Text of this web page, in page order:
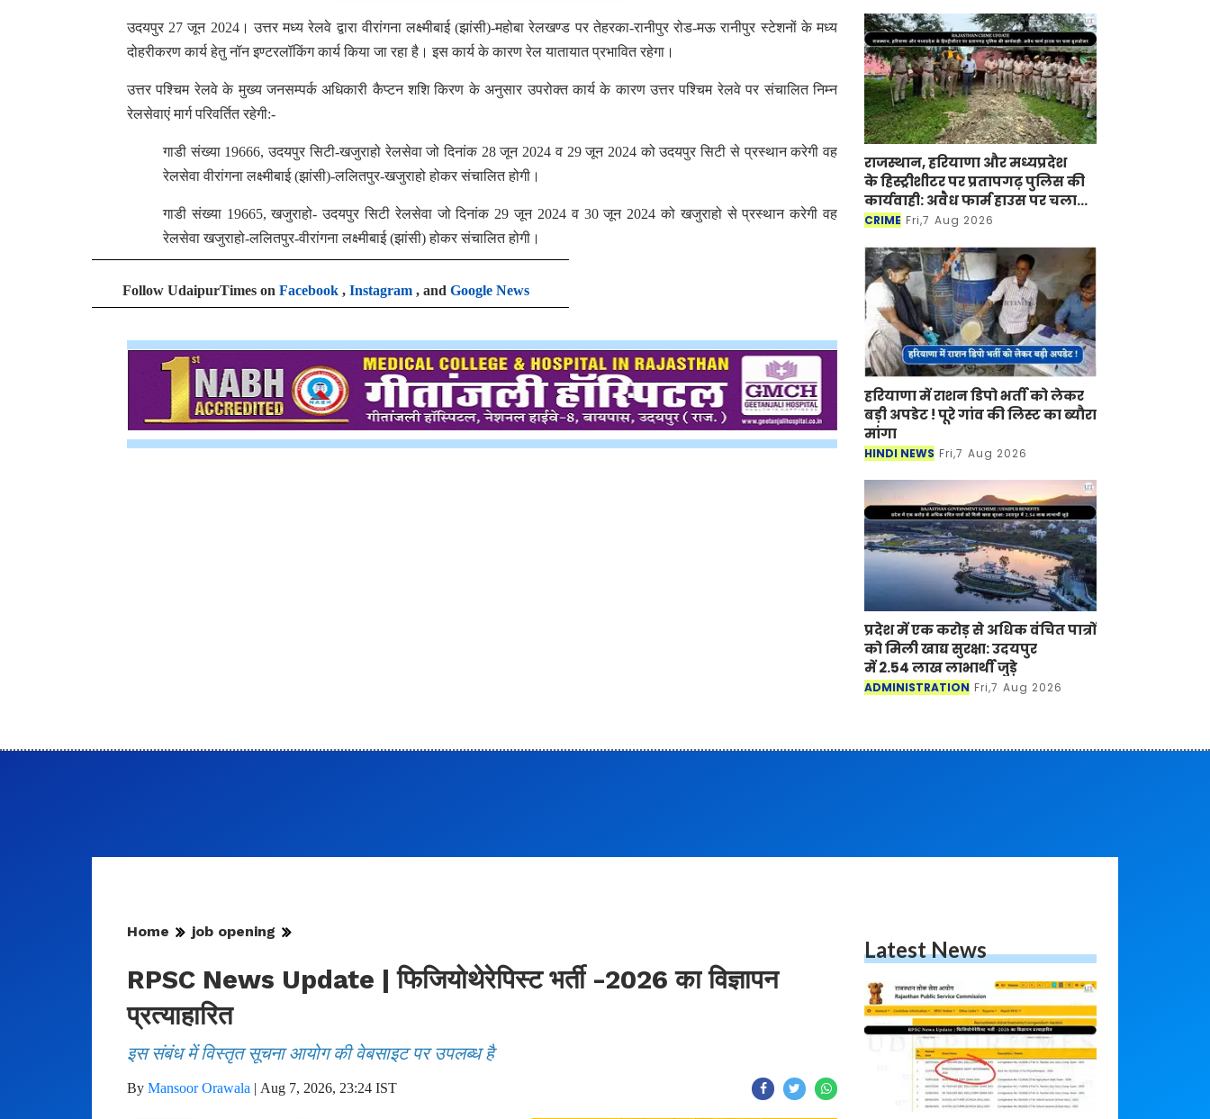
उदयपुर 27 जून 2024। उत्तर मध्य रेलवे द्वारा वीरांगना लक्ष्मीबाई (झांसी)-महोबा रेलखण्ड पर तेहरका-रानीपुर रोड-मऊ रानीपुर स्टेशनों के मध्य
दोहरीकरण कार्य हेतु नॉन इण्टरलॉकिंग कार्य किया जा रहा है। इस कार्य के कारण रेल यातायात प्रभावित रहेगा।
उत्तर पश्चिम रेलवे के मुख्य जनसम्पर्क अधिकारी कैप्टन शशि किरण के अनुसार उपरोक्त कार्य के कारण उत्तर पश्चिम रेलवे पर संचालित निम्न
रेलसेवाएं मार्ग परिवर्तित रहेगी:-
गाडी संख्या 19666, उदयपुर सिटी-खजुराहो रेलसेवा जो दिनांक 28 जून 2024 व 29 जून 2024 को उदयपुर सिटी से प्रस्थान करेगी वह
रेलसेवा वीरांगना लक्ष्मीबाई (झांसी)-ललितपुर-खजुराहो होकर संचालित होगी।
गाडी संख्या 19665, खजुराहो- उदयपुर सिटी रेलसेवा जो दिनांक 29 जून 2024 व 30 जून 2024 को खजुराहो से प्रस्थान करेगी वह
रेलसेवा खजुराहो-ललितपुर-वीरांगना लक्ष्मीबाई (झांसी) होकर संचालित होगी।
Follow UdaipurTimes on Facebook , Instagram , and Google News
राजस्थान, हरियाणा और मध्यप्रदेश
के हिस्ट्रीशीटर पर प्रतापगढ़ पुलिस की
कार्यवाही: अवैध फार्म हाउस पर चला
बुलडोजर
CRIME Fri,7 Aug 2026
हरियाणा में राशन डिपो भर्ती को लेकर
बड़ी अपडेट ! पूरे गांव की लिस्ट का ब्यौरा
मांगा
HINDI NEWS Fri,7 Aug 2026
प्रदेश में एक करोड़ से अधिक वंचित पात्रों
को मिली खाद्य सुरक्षा: उदयपुर
में 2.54 लाख लाभार्थी जुड़े
ADMINISTRATION Fri,7 Aug 2026
Home job opening
RPSC News Update | फिजियोथेरेपिस्ट भर्ती -2026 का विज्ञापन
प्रत्याहारित
इस संबंध में विस्तृत सूचना आयोग की वेबसाइट पर उपलब्ध है
By Mansoor Orawala | Aug 7, 2026, 23:24 IST
Latest News